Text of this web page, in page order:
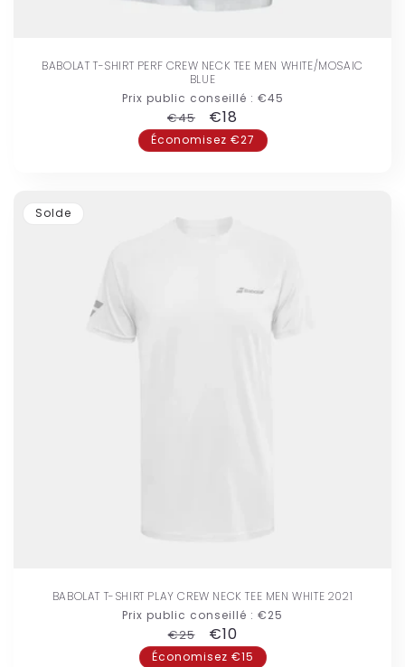
BABOLAT T-SHIRT PERF CREW NECK TEE MEN WHITE/MOSAIC
BLUE
Prix public conseillé : €45
Prix
habituel
€45
Prix
promotionnel
€18
Économisez €27
Solde
BABOLAT T-SHIRT PLAY CREW NECK TEE MEN WHITE 2021
Prix public conseillé : €25
Prix
habituel
€25
Prix
promotionnel
€10
Économisez €15